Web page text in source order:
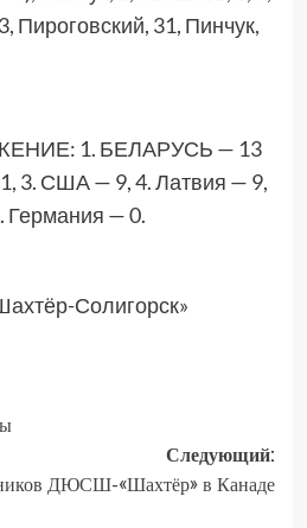
Пироговский, 31, Пинчук,
1. БЕЛАРУСЬ — 13
3. США — 9, 4. Латвия — 9,
Германия — 0.
Солигорск»
Следующий:
ДЮСШ-«Шахтёр» в Канаде